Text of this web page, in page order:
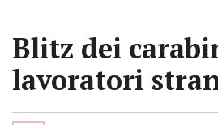
Blitz dei
lavoratori